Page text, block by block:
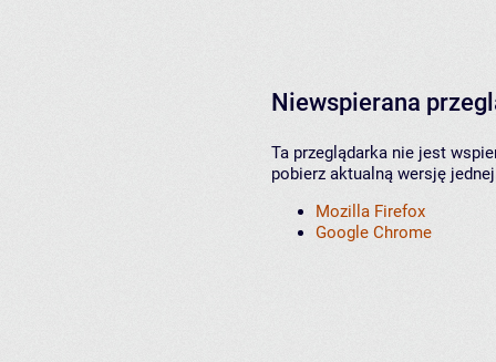
Niewspierana
Ta przeglądarka nie jest
pobierz aktualną wersję
Mozilla Firefox
Google Chrome